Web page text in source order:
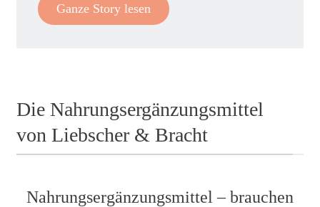
Ganze Story lesen
Die Nahrungsergänzungsmittel
von Liebscher & Bracht
Nahrungsergänzungsmittel – brauchen